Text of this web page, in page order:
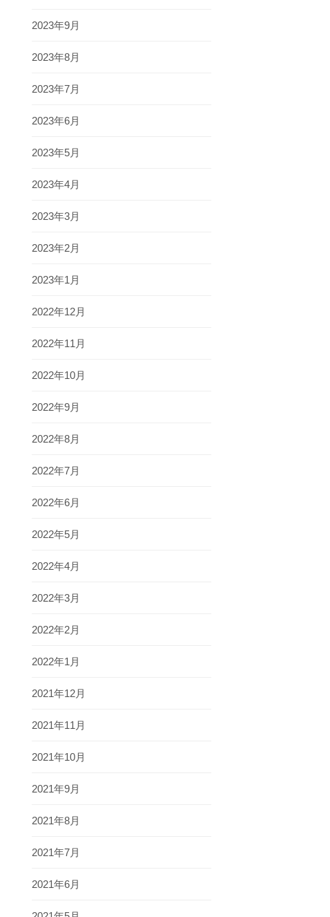
2023年9月
2023年8月
2023年7月
2023年6月
2023年5月
2023年4月
2023年3月
2023年2月
2023年1月
2022年12月
2022年11月
2022年10月
2022年9月
2022年8月
2022年7月
2022年6月
2022年5月
2022年4月
2022年3月
2022年2月
2022年1月
2021年12月
2021年11月
2021年10月
2021年9月
2021年8月
2021年7月
2021年6月